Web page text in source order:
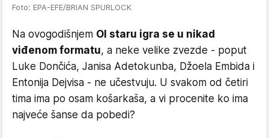
Foto: EPA-EFE/BRIAN SPURLOCK
Na ovogodišnjem Ol staru igra se u nikad
viđenom formatu, a neke velike zvezde - poput
Luke Dončića, Janisa Adetokunba, Džoela Embida i
Entonija Dejvisa - ne učestvuju. U svakom od četiri
tima ima po osam košarkaša, a vi procenite ko ima
najveće šanse da pobedi?